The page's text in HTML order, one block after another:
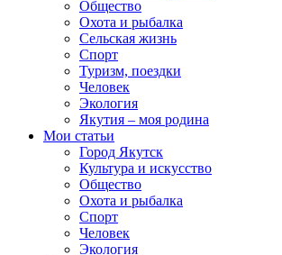
Общество
Охота и рыбалка
Сельская жизнь
Спорт
Туризм, поездки
Человек
Экология
Якутия – моя родина
Мои статьи
Город Якутск
Культура и искусство
Общество
Охота и рыбалка
Спорт
Человек
Экология